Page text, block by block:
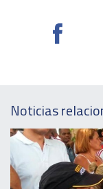
Noticias